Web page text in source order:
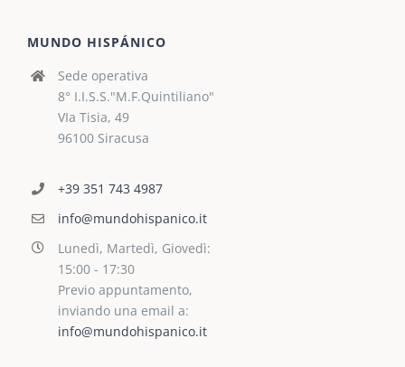
MUNDO HISPÁNICO
Sede operativa
8° I.I.S.S."M.F.Quintiliano"
VIa Tisia, 49
96100 Siracusa
+39 351 743 4987
info@mundohispanico.it
Lunedì, Martedì, Giovedì:
15:00 - 17:30
Previo appuntamento,
inviando una email a:
info@mundohispanico.it